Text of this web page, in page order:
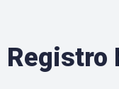
Registro